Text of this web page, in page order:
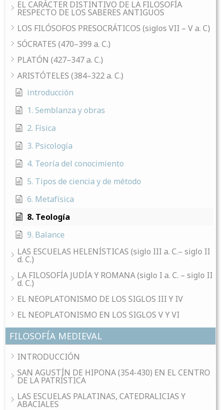
EL CARÁCTER DISTINTIVO DE LA FILOSOFÍA
RESPECTO DE LOS SABERES ANTIGUOS
LOS FILÓSOFOS PRESOCRÁTICOS (siglos VII – V a. C)
SÓCRATES (470–399 a. C.)
PLATÓN (427–347 a. C.)
ARISTÓTELES (384–322 a. C.)
introducción
1. Semblanza y obras
2. Física
3. Psicología
4. Teoría del conocimiento
5. Tipos de ciencia y de método
6. Metafísica
8. Teología
9. Balance
LAS ESCUELAS HELENÍSTICAS (siglo III a. C.– siglo II
d. C.)
LA FILOSOFÍA JUDÍA Y ROMANA (siglo I a. C. – siglo II
d. C.)
EL NEOPLATONISMO DE LOS SIGLOS III Y IV
EL NEOPLATONISMO EN LOS SIGLOS V Y VI
FILOSOFÍA MEDIEVAL
INTRODUCCIÓN
SAN AGUSTÍN DE HIPONA (354-430) EN EL CENTRO
DE LA PATRÍSTICA
LAS ESCUELAS PALATINAS, CATEDRALICIAS Y
ABACIALES